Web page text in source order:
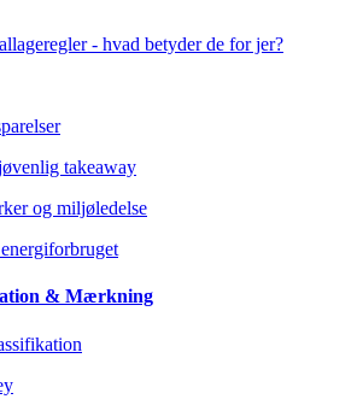
- hvad betyder de for jer?
takeaway
og miljøledelse
& Mærkning